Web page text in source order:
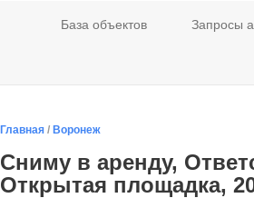
База объектов Запросы
Главная / Воронеж
Сниму в аренду,
Открытая площадка,